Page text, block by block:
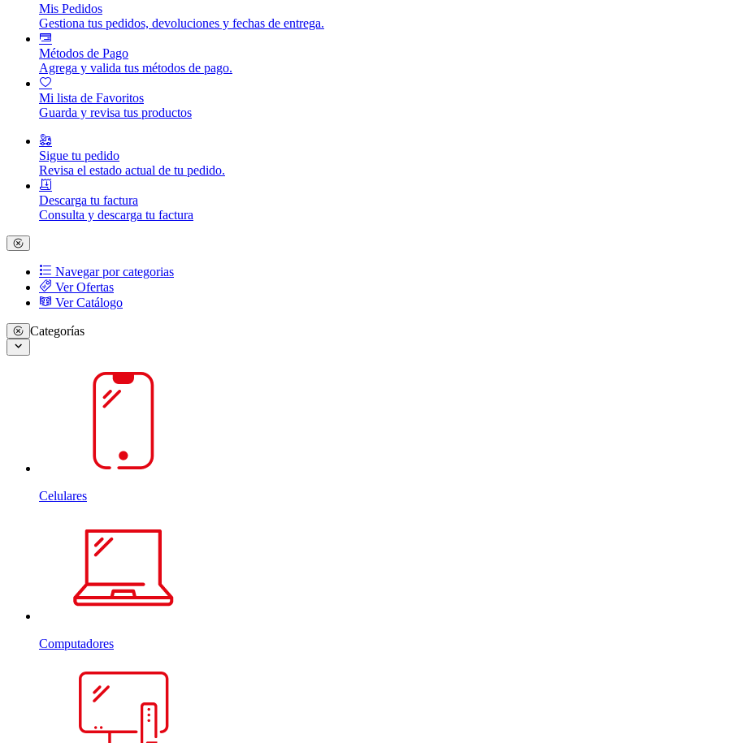
Mis Pedidos
Gestiona tus pedidos, devoluciones y fechas de entrega.
Métodos de Pago
Agrega y valida tus métodos de pago.
Mi lista de Favoritos
Guarda y revisa tus productos
Sigue tu pedido
Revisa el estado actual de tu pedido.
Descarga tu factura
Consulta y descarga tu factura
Navegar por categorias
Ver Ofertas
Ver Catálogo
Categorías
Celulares
Computadores